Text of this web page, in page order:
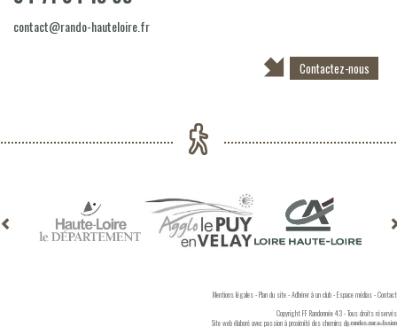
contact@rando-hauteloire.fr
Contactez-nous
Mentions légales-Plan du site-Adhérer à un club-Espace médias-Contact
Copyright FF Randonnée 43 - Tous droits réservés
Site web élaboré avec passion à proximité des chemins de randos pare-fusion